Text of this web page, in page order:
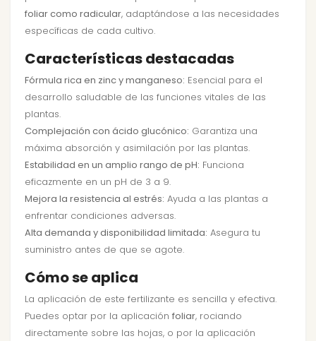
foliar como radicular, adaptándose a las necesidades
específicas de cada cultivo.
Características destacadas
Fórmula rica en zinc y manganeso: Esencial para el
desarrollo saludable de las funciones vitales de las
plantas.
Complejación con ácido glucónico: Garantiza una
máxima absorción y asimilación por las plantas.
Estabilidad en un amplio rango de pH: Funciona
eficazmente en un pH de 3 a 9.
Mejora la resistencia al estrés: Ayuda a las plantas a
enfrentar condiciones adversas.
Alta demanda y disponibilidad limitada: Asegura tu
suministro antes de que se agote.
Cómo se aplica
La aplicación de este fertilizante es sencilla y efectiva.
Puedes optar por la aplicación foliar, rociando
directamente sobre las hojas, o por la aplicación